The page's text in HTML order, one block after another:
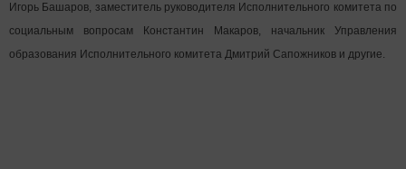
Игорь Башаров, заместитель руководителя Исполнительного комитета по
социальным вопросам Константин Макаров, начальник Управления
образования Исполнительного комитета Дмитрий Сапожников и другие.